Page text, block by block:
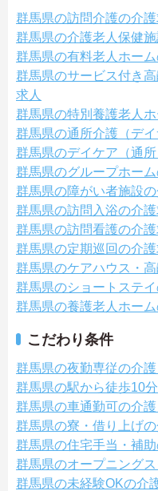
群馬県の訪問介護の介護
群馬県の介護老人保健
群馬県の有料老人ホーム
群馬県のサービス付き
求人
群馬県の特別養護老人
群馬県の通所介護（デ
群馬県のデイケア（通
群馬県のグループホーム
群馬県の障がい者施設の
群馬県の訪問入浴の介護
群馬県の訪問看護の介護
群馬県の定期巡回の介護
群馬県のケアハウス・
群馬県のショートステイ
群馬県の養護老人ホーム
こだわり条件
群馬県の夜勤専従の介護
群馬県の駅から徒歩10
群馬県の車通勤可の介護
群馬県の寮・借り上げ
群馬県の住宅手当・補
群馬県のオープニング
群馬県の未経験OKの介